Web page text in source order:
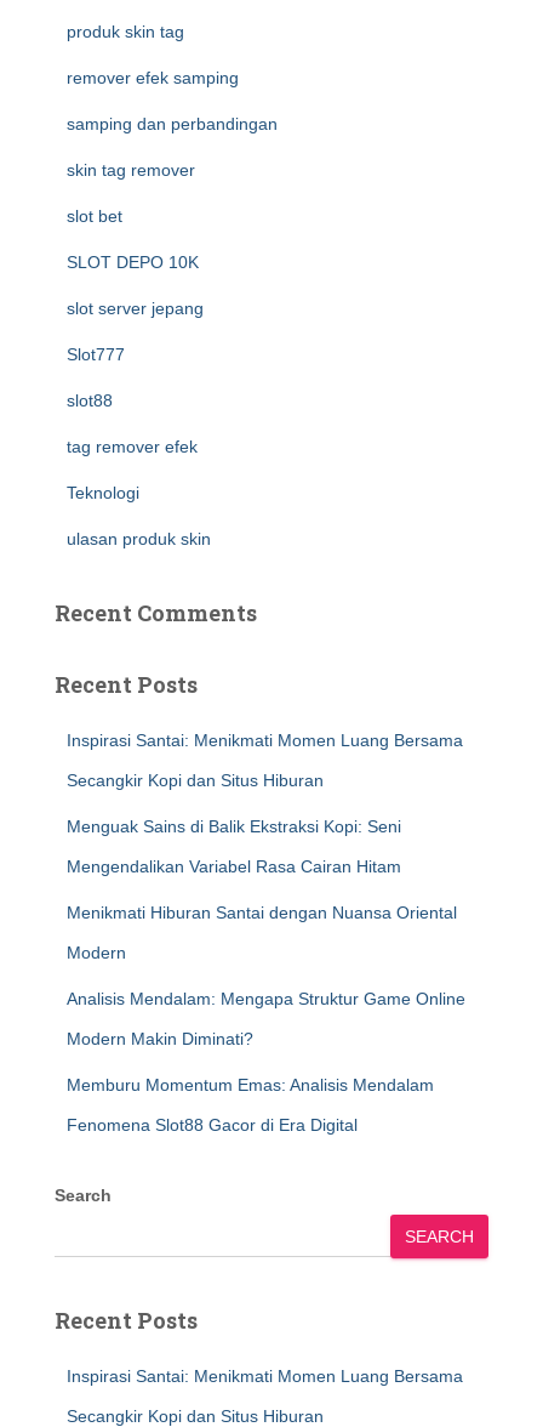
produk skin tag
remover efek samping
samping dan perbandingan
skin tag remover
slot bet
SLOT DEPO 10K
slot server jepang
Slot777
slot88
tag remover efek
Teknologi
ulasan produk skin
Recent Comments
Recent Posts
Inspirasi Santai: Menikmati Momen Luang Bersama
Secangkir Kopi dan Situs Hiburan
Menguak Sains di Balik Ekstraksi Kopi: Seni
Mengendalikan Variabel Rasa Cairan Hitam
Menikmati Hiburan Santai dengan Nuansa Oriental
Modern
Analisis Mendalam: Mengapa Struktur Game Online
Modern Makin Diminati?
Memburu Momentum Emas: Analisis Mendalam
Fenomena Slot88 Gacor di Era Digital
Search
SEARCH
Recent Posts
Inspirasi Santai: Menikmati Momen Luang Bersama
Secangkir Kopi dan Situs Hiburan